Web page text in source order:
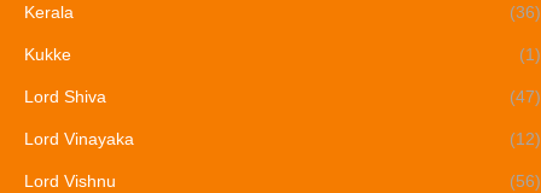
Kerala (36)
Kukke (1)
Lord Shiva (47)
Lord Vinayaka (12)
Lord Vishnu (56)